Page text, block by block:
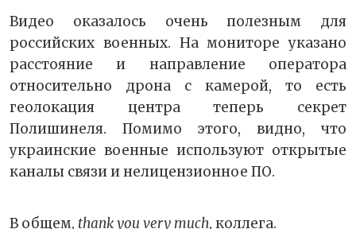
Видео оказалось очень полезным для
российских военных. На мониторе указано
расстояние и направление оператора
относительно дрона с камерой, то есть
геолокация центра теперь секрет
Полишинеля. Помимо этого, видно, что
украинские военные используют открытые
каналы связи и нелицензионное ПО.
В общем, thank you very much, коллега.